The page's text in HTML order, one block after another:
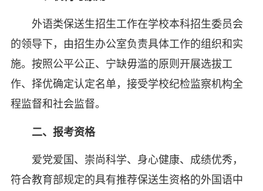
外语类保送生招生工作在学校本科招生委员会
的领导下，由招生办公室负责具体工作的组织和实
施。按照公平公正、宁缺毋滥的原则开展选拔工
作、择优确定认定名单，接受学校纪检监察机构全
程监督和社会监督。
二、 报考资格
爱党爱国、崇尚科学、身心健康、成绩优秀，
符合教育部规定的具有推荐保送生资格的外国语中